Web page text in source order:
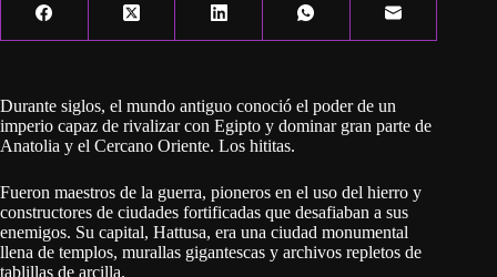
Durante siglos, el mundo antiguo conoció el poder de un
imperio capaz de rivalizar con Egipto y dominar gran parte de
Anatolia y el Cercano Oriente. Los hititas.
Fueron maestros de la guerra, pioneros en el uso del hierro y
constructores de ciudades fortificadas que desafiaban a sus
enemigos. Su capital, Hattusa, era una ciudad monumental
llena de templos, murallas gigantescas y archivos repletos de
tablillas de arcilla.